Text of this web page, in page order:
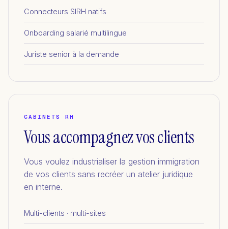
Connecteurs SIRH natifs
Onboarding salarié multilingue
Juriste senior à la demande
CABINETS RH
Vous accompagnez vos clients
Vous voulez industrialiser la gestion immigration
de vos clients sans recréer un atelier juridique
en interne.
Multi-clients · multi-sites